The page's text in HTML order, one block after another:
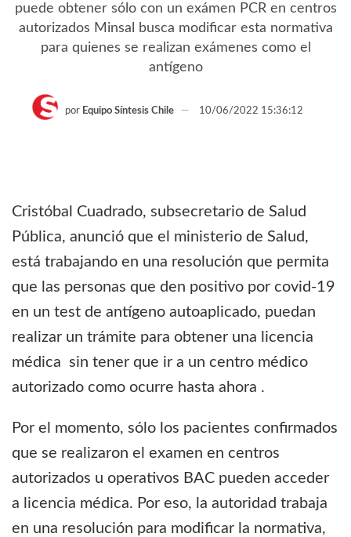
puede obtener sólo con un exámen PCR en centros
autorizados Minsal busca modificar esta normativa
para quienes se realizan exámenes como el
antígeno
por Equipo Síntesis Chile 10/06/2022 15:36:12
Cristóbal Cuadrado, subsecretario de Salud
Pública, anunció que el ministerio de Salud,
está trabajando en una resolución que permita
que las personas que den positivo por covid-19
en un test de antígeno autoaplicado, puedan
realizar un trámite para obtener una licencia
médica sin tener que ir a un centro médico
autorizado como ocurre hasta ahora .
Por el momento, sólo los pacientes confirmados
que se realizaron el examen en centros
autorizados u operativos BAC pueden acceder
a licencia médica. Por eso, la autoridad trabaja
en una resolución para modificar la normativa,